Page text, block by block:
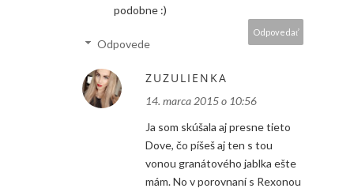
podobne :)
Odpovedať
Odpovede
ZUZULIENKA
14. marca 2015 o 10:56
Ja som skúšala aj presne tieto
Dove, čo píšeš aj ten s tou
vonou granátového jablka ešte
mám. No v porovnaní s Rexonou